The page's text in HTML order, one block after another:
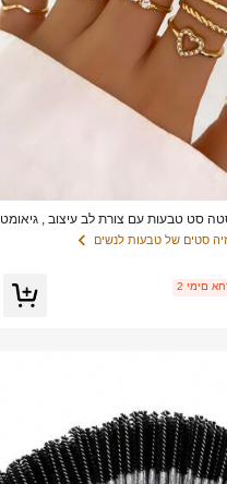
סט טבעות עם צורת לב עיצוב , גיאומט
מִבטָא
סטים של טבעות לנשים
אחרונים